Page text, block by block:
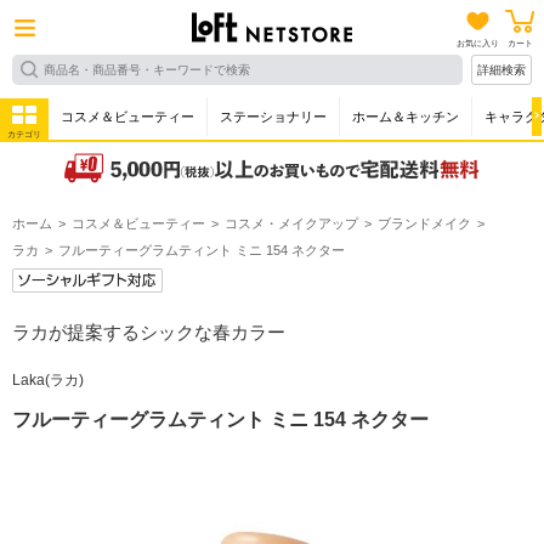
お気に入り カート
詳細検索
カテゴリ
コスメ＆ビューティー ステーショナリー ホーム＆キッチン キャラク
ホーム コスメ＆ビューティー コスメ・メイクアップ
ブランドメイク
ラカ
フルーティーグラムティント ミニ 154 ネクター
ラカが提案するシックな春カラー
Laka(ラカ)
フルーティーグラムティント ミニ 154 ネクター